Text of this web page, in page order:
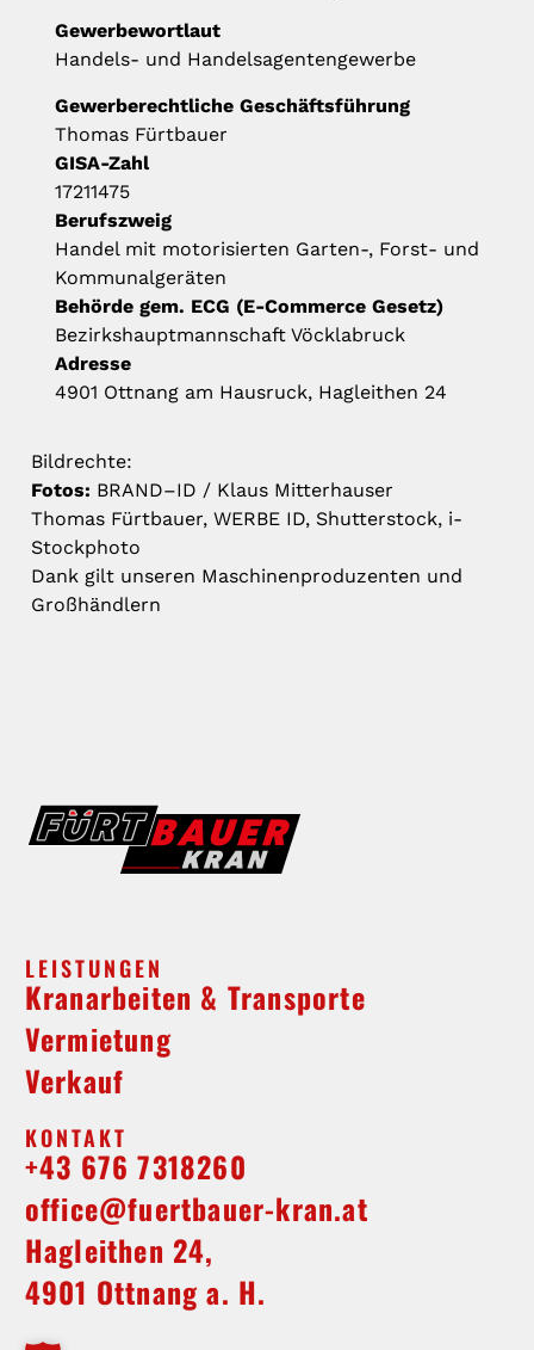
Gewerbewortlaut
Handels- und Handelsagentengewerbe
Gewerberechtliche Geschäftsführung
Thomas Fürtbauer
GISA-Zahl
17211475
Berufszweig
Handel mit motorisierten Garten-, Forst- und
Kommunalgeräten
Behörde gem. ECG (E-Commerce Gesetz)
Bezirkshauptmannschaft Vöcklabruck
Adresse
4901 Ottnang am Hausruck, Hagleithen 24
Bildrechte:
Fotos: BRAND–ID / Klaus Mitterhauser
Thomas Fürtbauer, WERBE ID, Shutterstock, i-
Stockphoto
Dank gilt unseren Maschinenproduzenten und
Großhändlern
LEISTUNGEN
Kranarbeiten & Transporte
Vermietung
Verkauf
KONTAKT
+43 676 7318260
office@fuertbauer-kran.at
Hagleithen 24,
4901 Ottnang a. H.